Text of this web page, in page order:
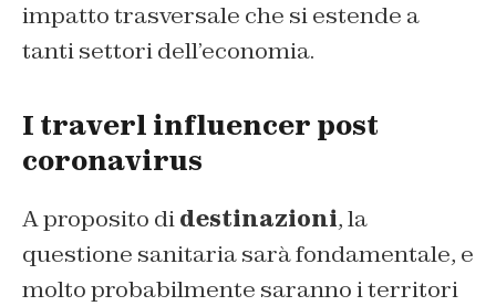
impatto trasversale che si estende a
tanti settori dell’economia.
I traverl influencer post
coronavirus
A proposito didestinazioni, la
questione sanitaria sarà fondamentale, e
molto probabilmente saranno i territori